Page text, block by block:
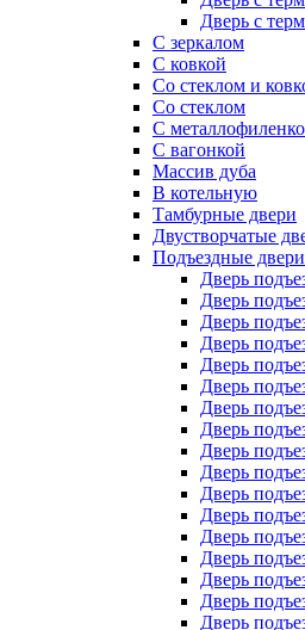
Дверь с
С зеркалом
С ковкой
Со стеклом и
Со стеклом
C
С вагонкой
Массив дуба
В котельную
Тамбурные двери
Двустворчатые
Подъездные двери
Дверь
Дверь
Дверь
Дверь
Дверь
Дверь
Дверь
Дверь
Дверь
Дверь
Дверь
Дверь
Дверь
Дверь
Дверь
Дверь
Дверь